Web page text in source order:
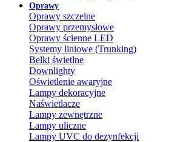
Oprawy
Oprawy szczelne
Oprawy przemysłowe
Oprawy ścienne LED
Systemy liniowe (Trunking)
Belki świetlne
Downlighty
Oświetlenie awaryjne
Lampy dekoracyjne
Naświetlacze
Lampy zewnętrzne
Lampy uliczne
Lampy UVC do dezynfekcji